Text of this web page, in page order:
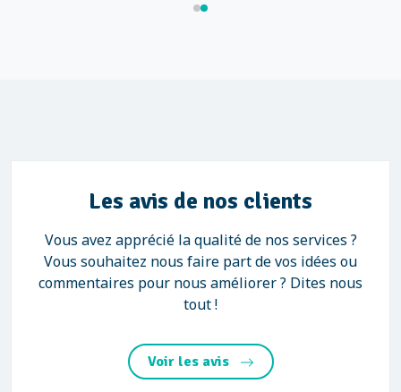
Les avis de nos clients
Vous avez apprécié la qualité de nos services ?
Vous souhaitez nous faire part de vos idées ou
commentaires pour nous améliorer ? Dites nous
tout !
Voir les avis